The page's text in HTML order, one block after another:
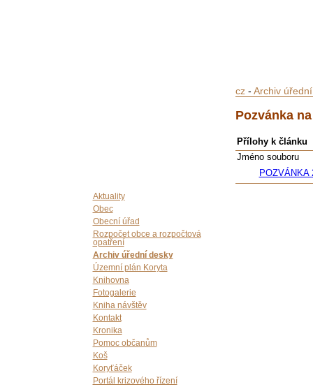
Aktuality
Obec
Obecní úřad
Rozpočet obce a rozpočtová
opatření
Archiv úřední desky
Územní plán Koryta
Knihovna
Fotogalerie
Kniha návštěv
Kontakt
Kronika
Pomoc občanům
Koš
Koryťáček
Portál krizového řízení
cz- Archiv
Pozvánka
Přílohy k článku
Jméno souboru
POZVÁNKA